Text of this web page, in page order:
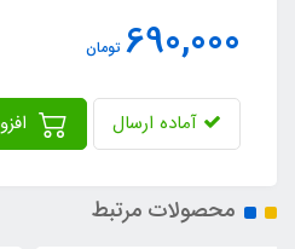
690,000 تومان
آماده ارسال
محصولات مرتبط